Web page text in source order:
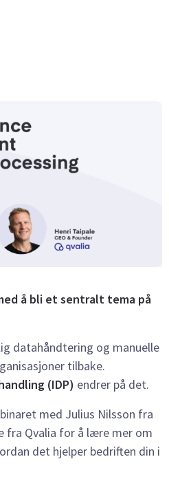
å bli et sentralt tema på
datahåndtering og manuelle
tilbake.
(IDP) endrer på det.
med Julius Nilsson fra
fra Qvalia for å lære mer om
det hjelper bedriften din i